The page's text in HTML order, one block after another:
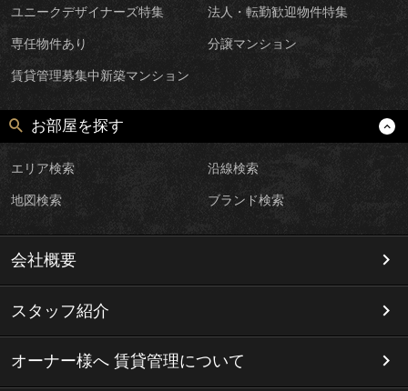
ユニークデザイナーズ特集 法人・転勤歓迎物件特集
専任物件あり 分譲マンション
賃貸管理募集中新築マンション
お部屋を探す
エリア検索 沿線検索
地図検索 ブランド検索
会社概要
スタッフ紹介
オーナー様へ 賃貸管理について